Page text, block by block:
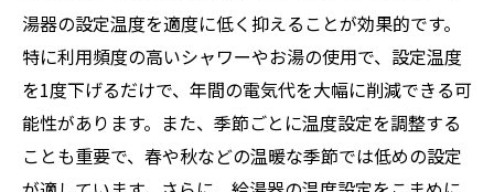
湯器の設定温度を適度に低く抑えることが効果的です。
特に利用頻度の高いシャワーやお湯の使用で、設定温度
を1度下げるだけで、年間の電気代を大幅に削減できる可
能性があります。また、季節ごとに温度設定を調整する
ことも重要で、春や秋などの温暖な季節では低めの設定